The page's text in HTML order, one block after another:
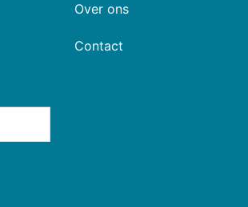
Over ons
Contact